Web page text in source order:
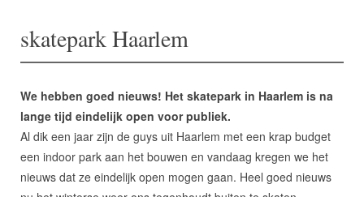
skatepark Haarlem
We hebben goed nieuws! Het skatepark in Haarlem is na
lange tijd eindelijk open voor publiek.
Al dik een jaar zijn de guys uit Haarlem met een krap budget
een indoor park aan het bouwen en vandaag kregen we het
nieuws dat ze eindelijk open mogen gaan. Heel goed nieuws